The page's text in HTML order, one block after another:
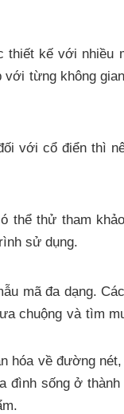
kế với nhiều
từng không
với cổ điển thì
thử tham
sử dụng.
mã đa dạng.
chuộng và tìm
hóa về đường
sống ở